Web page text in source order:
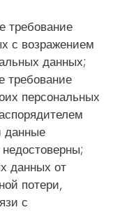
требование
с возражением
данных;
требование
персональных
данные
данных от
потери,
с